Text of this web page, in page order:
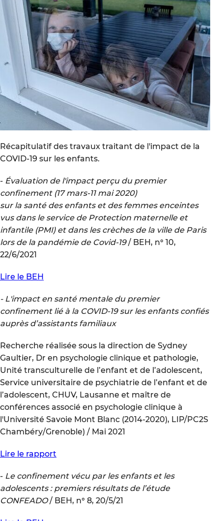
Récapitulatif des travaux traitant de l'impact de la
COVID-19 sur les enfants.
- Évaluation de l'impact perçu du premier
confinement (17 mars-11 mai 2020)
sur la santé des enfants et des femmes enceintes
vus dans le service de Protection maternelle et
infantile (PMI) et dans les crèches de la ville de Paris
lors de la pandémie de Covid-19/ BEH, n° 10,
22/6/2021
Lire le BEH
- L'impact en santé mentale du premier
confinement lié à la COVID-19 sur les enfants confiés
auprès d’assistants familiaux
Recherche réalisée sous la direction de Sydney
Gaultier, Dr en psychologie clinique et pathologie,
Unité transculturelle de l’enfant et de l’adolescent,
Service universitaire de psychiatrie de l’enfant et de
l’adolescent, CHUV, Lausanne et maître de
conférences associé en psychologie clinique à
l'Université Savoie Mont Blanc (2014-2020), LIP/PC2S
Chambéry/Grenoble) / Mai 2021
Lire le rapport
- Le confinement vécu par les enfants et les
adolescents : premiers résultats de l’étude
CONFEADO/ BEH, n° 8, 20/5/21